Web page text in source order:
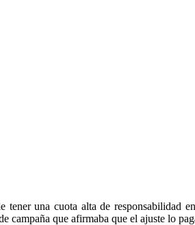
tener una cuota alta de
campaña que afirmaba que el ajuste lo